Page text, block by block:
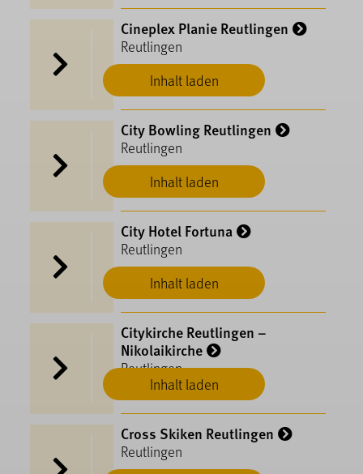
Inhalt laden
Cineplex Planie Reutlingen
Reutlingen
Inhalt laden
City Bowling Reutlingen
Reutlingen
Inhalt laden
City Hotel Fortuna
Reutlingen
Inhalt laden
Citykirche Reutlingen –
Nikolaikirche
Reutlingen
Cross Skiken Reutlingen
Reutlingen